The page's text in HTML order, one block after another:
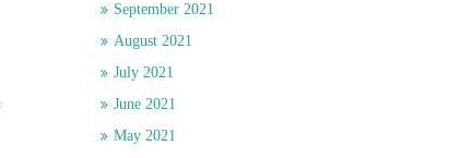
September 2021
August 2021
July 2021
June 2021
May 2021